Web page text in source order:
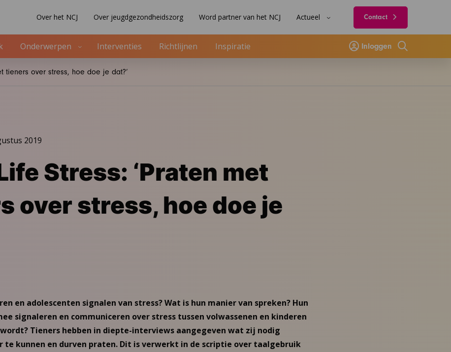
Over het NCJ Over jeugdgezondheidszorg Word partner van het NCJ Actueel Contact
Onderwerpen Interventies Richtlijnen Inspiratie Inloggen
Zoeken
tieners over stress, hoe doe je dat?’
2019
Stress: ‘Praten met
over stress, hoe doe je
en adolescenten signalen van stress? Wat is hun manier van spreken? Hun
signaleren en communiceren over stress tussen volwassenen en kinderen
Tieners hebben in diepte-interviews aangegeven wat zij nodig
te kunnen en durven praten. Dit is verwerkt in de scriptie over taalgebruik